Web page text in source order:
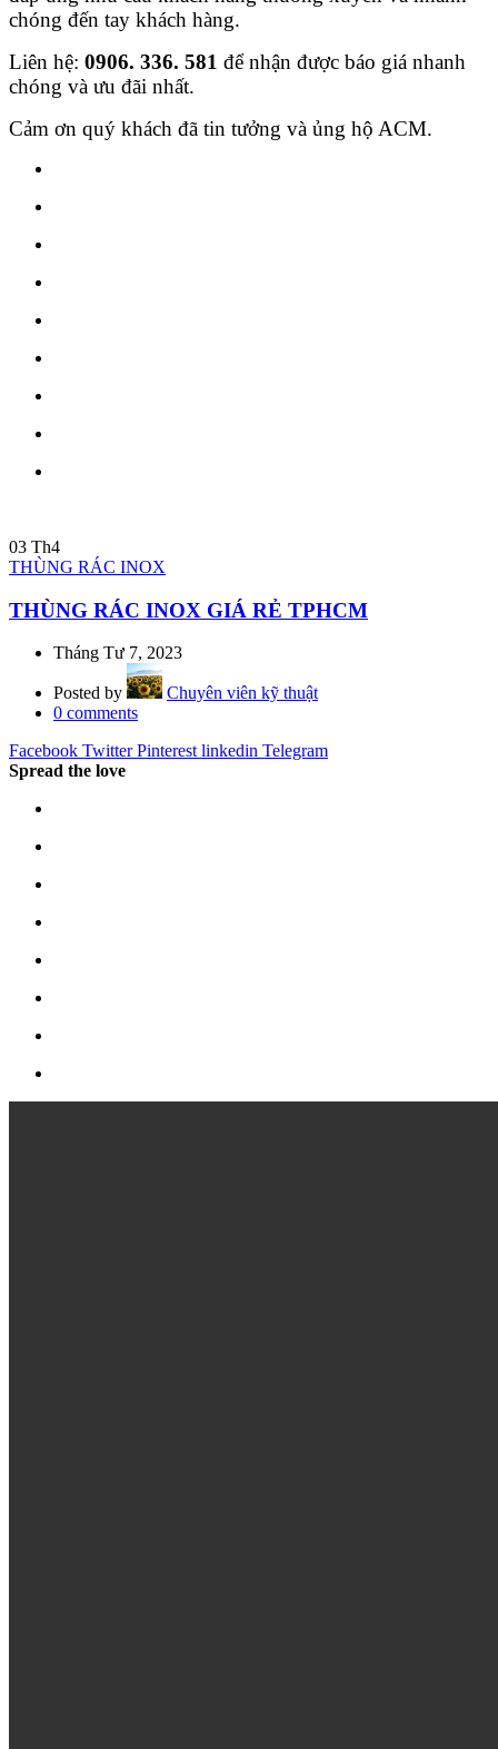
chóng đến tay khách hàng.
Liên hệ: 0906. 336. 581 để nhận được báo giá nhanh
chóng và ưu đãi nhất.
Cảm ơn quý khách đã tin tưởng và ủng hộ ACM.
03 Th4
THÙNG RÁC INOX
THÙNG RÁC INOX GIÁ RẺ TPHCM
Tháng Tư 7, 2023
Posted by
Chuyên viên kỹ thuật
0 comments
Facebook Twitter Pinterest linkedin Telegram
Spread the love